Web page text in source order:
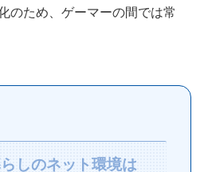
のため、ゲーマーの間では常
しのネット環境は